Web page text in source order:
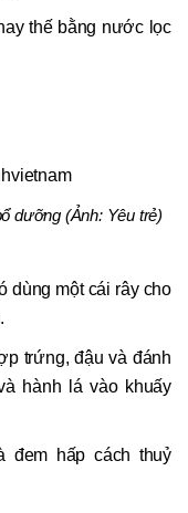
thế bằng nước lọc
dưỡng (Ảnh: Yêu trẻ)
dùng một cái rây cho
trứng, đậu và đánh
hành lá vào khuấy
đem hấp cách thuỷ